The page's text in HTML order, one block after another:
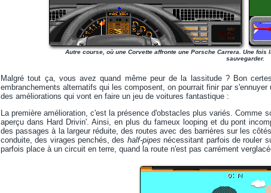
Autre course, où une Corvette affronte une Porsche Carrera. Une
sauvegarder.
Malgré tout ça, vous avez quand même peur de la lassitude ? Bon
embranchements alternatifs qui les composent, on pourrait finir par
des améliorations qui vont en faire un jeu de voitures fantastique :
La première amélioration, c'est la présence d'obstacles plus variés.
aperçu dans Hard Drivin'. Ainsi, en plus du fameux looping et du pont
des passages à la largeur réduite, des routes avec des barrières sur les
conduite, des virages penchés, des half-pipes nécessitant parfois de rouler
parfois place à un circuit en terre, quand la route n'est pas carrément